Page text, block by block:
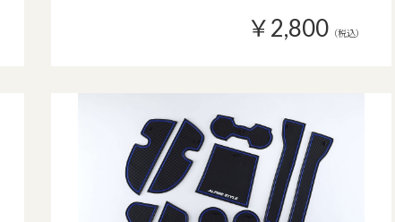
￥2,800 （税込）